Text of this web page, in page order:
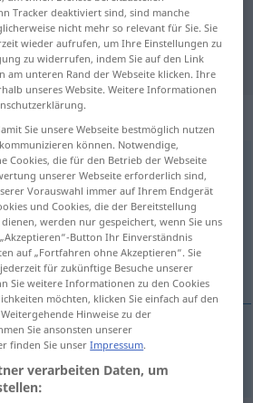
Polnisch
anklicken/antippen)
Tracker deaktiviert sind, sind manche
nicht mehr so relevant für Sie. Sie
wieder aufrufen, um Ihre Einstellungen zu
zu widerrufen, indem Sie auf den Link
am unteren Rand der Webseite klicken. Ihre
unseres Website. Weitere Informationen
Sie unsere Webseite bestmöglich nutzen
können. Notwendige,
Cookies, die für den Betrieb der Webseite
unserer Webseite erforderlich sind,
Vorauswahl immer auf Ihrem Endgerät
und Cookies, die der Bereitstellung
werden nur gespeichert, wenn Sie uns
Button Ihr Einverständnis
auf „Fortfahren ohne Akzeptieren“. Sie
für zukünftige Besuche unserer
Sie weitere Informationen zu den Cookies
möchten, klicken Sie einfach auf den
Hinweise zu der
Sie ansonsten unserer
finden Sie unserImpressum.
verarbeiten Daten, um